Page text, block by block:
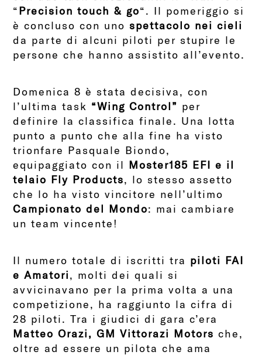
“ Precision touch & go“. Il pomeriggio si
è concluso con unospettacolo nei cieli
da parte di alcuni piloti per stupire le
persone che hanno assistito all’evento.
Domenica 8 è stata decisiva, con
l’ultima task “Wing Control” per
definire la classifica finale. Una lotta
punto a punto che alla fine ha visto
trionfare Pasquale Biondo,
equipaggiato con il Moster185 EFI e il
telaio Fly Products, lo stesso assetto
che lo ha visto vincitore nell’ultimo
Campionato del Mondo: mai cambiare
un team vincente!
Il numero totale di iscritti tra piloti FAI
e Amatori, molti dei quali si
avvicinavano per la prima volta a una
competizione, ha raggiunto la cifra di
28 piloti. Tra i giudici di gara c’era
Matteo Orazi, GM Vittorazi Motors che,
oltre ad essere un pilota che ama